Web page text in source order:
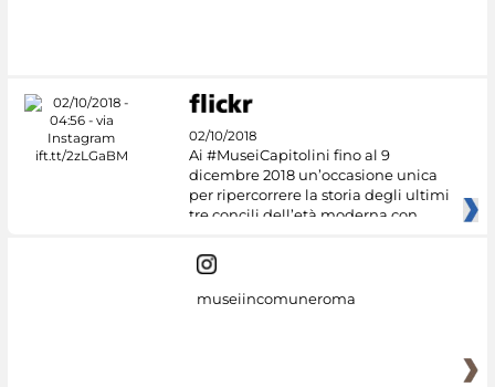
02/10/2018
Ai #MuseiCapitolini fino al 9
dicembre 2018 un’occasione unica
per ripercorrere la storia degli ultimi
tre concili dell’età moderna con
museiincomuneroma